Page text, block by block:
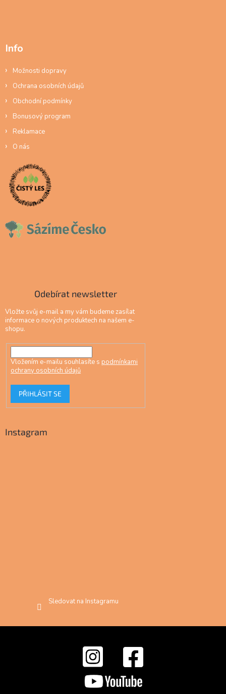
Info
Možnosti dopravy
Ochrana osobních údajů
Obchodní podmínky
Bonusový program
Reklamace
O nás
Odebírat newsletter
Vložte svůj e-mail a my vám budeme zasílat
informace o nových produktech na našem e-
shopu.
Vložením e-mailu souhlasíte s podmínkami
ochrany osobních údajů
PŘIHLÁSIT SE
Instagram
Sledovat na Instagramu